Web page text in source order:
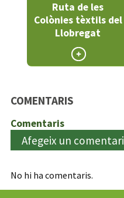
Ruta de les
Colònies tèxtils del
Llobregat
COMENTARIS
Comentaris
Afegeix un comentari
No hi ha comentaris.